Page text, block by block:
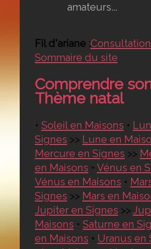
amateurs...
Fil d'ariane :
Sommaire du site
Comprendre
Thème natal
• Soleil en Maisons •
Signes >> Lune en
Mercure en Signes >>
en Maisons • Vénus en
Vénus en Maisons •
Signes >> Mars en
Jupiter en Signes >>
Maisons • Saturne en
en Maisons • Uranus en